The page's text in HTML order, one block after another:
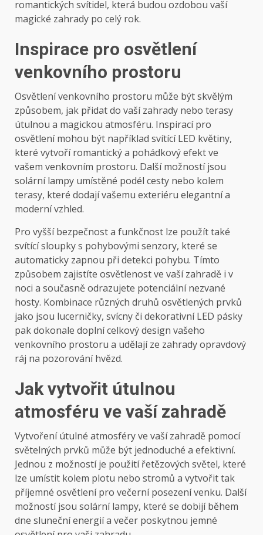
romantických svítidel, která budou ozdobou vaší
magické zahrady po celý rok.
Inspirace pro osvětlení
venkovního prostoru
Osvětlení venkovního prostoru může být skvělým
způsobem, jak přidat do vaší zahrady nebo terasy
útulnou a magickou atmosféru. Inspirací pro
osvětlení mohou být například svítící LED květiny,
které vytvoří romantický a pohádkový efekt ve
vašem venkovním prostoru. Další možností jsou
solární lampy umístěné podél cesty nebo kolem
terasy, které dodají vašemu exteriéru elegantní a
moderní vzhled.
Pro vyšší bezpečnost a funkčnost lze použít také
svítící sloupky s pohybovými senzory, které se
automaticky zapnou při detekci pohybu. Tímto
způsobem zajistíte osvětlenost ve vaší zahradě i v
noci a současně odrazujete potenciální nezvané
hosty. Kombinace různých druhů osvětlených prvků
jako jsou lucerničky, svícny či dekorativní LED pásky
pak dokonale doplní celkový design vašeho
venkovního prostoru a udělají ze zahrady opravdový
ráj na pozorování hvězd.
Jak vytvořit útulnou
atmosféru ve vaší zahradě
Vytvoření útulné atmosféry ve vaší zahradě pomocí
světelných prvků může být jednoduché a efektivní.
Jednou z možností je použití řetězových světel, které
lze umístit kolem plotu nebo stromů a vytvořit tak
příjemné osvětlení pro večerní posezení venku. Další
možností jsou solární lampy, které se dobijí během
dne sluneční energií a večer poskytnou jemné